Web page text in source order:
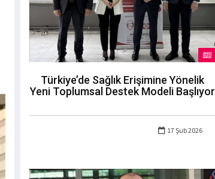
Türkiye’de Sağlık Erişimine Yönelik
Yeni Toplumsal Destek Modeli Başlıyor
17 Şub 2026